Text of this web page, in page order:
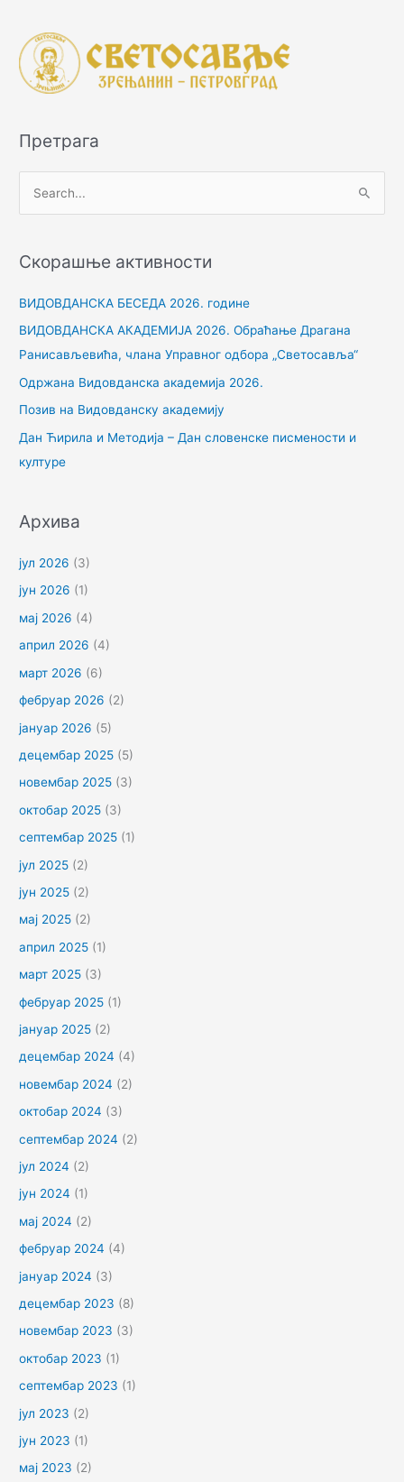
Претрага
т
з
а
:
Скорашње активности
ВИДОВДАНСКА БЕСЕДА 2026. године
ВИДОВДАНСКА АКАДЕМИЈА 2026. Обраћање Драгана
Ранисављевића, члана Управног одбора „Светосавља“
Одржана Видовданска академија 2026.
Позив на Видовданску академију
Дан Ћирила и Методија – Дан словенске писмености и
културе
Архива
јул 2026 (3)
јун 2026 (1)
мај 2026 (4)
април 2026 (4)
март 2026 (6)
фебруар 2026 (2)
јануар 2026 (5)
децембар 2025 (5)
новембар 2025 (3)
октобар 2025 (3)
септембар 2025 (1)
јул 2025 (2)
јун 2025 (2)
мај 2025 (2)
април 2025 (1)
март 2025 (3)
фебруар 2025 (1)
јануар 2025 (2)
децембар 2024 (4)
новембар 2024 (2)
октобар 2024 (3)
септембар 2024 (2)
јул 2024 (2)
јун 2024 (1)
мај 2024 (2)
фебруар 2024 (4)
јануар 2024 (3)
децембар 2023 (8)
новембар 2023 (3)
октобар 2023 (1)
септембар 2023 (1)
јул 2023 (2)
јун 2023 (1)
мај 2023 (2)